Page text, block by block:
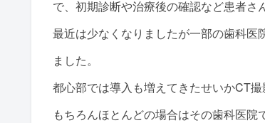
で、初期診断や治療後の確認など患者さ
最近は少なくなりましたが一部の歯科医
ました。
都心部では導入も増えてきたせいかCT
もちろんほとんどの場合はその歯科医